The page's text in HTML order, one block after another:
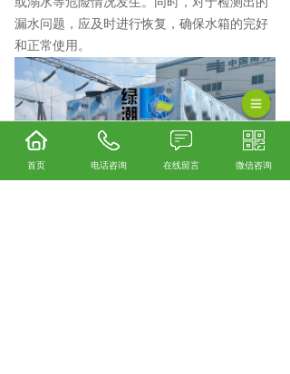
漏水问题，应及时进行恢复，确保水箱的完好
和正常使用。
首页 电话咨询 在线留言 微信咨询